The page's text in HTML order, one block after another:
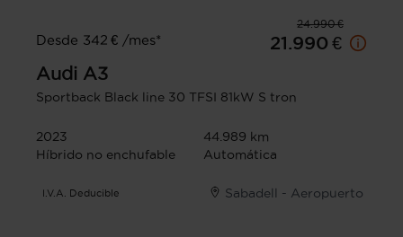
24.990 €
Desde 342 € /mes*
21.990 €
Audi A3
Sportback Black line 30 TFSI 81kW S tron
2023
44.989 km
Híbrido no enchufable
Automática
I.V.A. Deducible Sabadell - Aeropuerto